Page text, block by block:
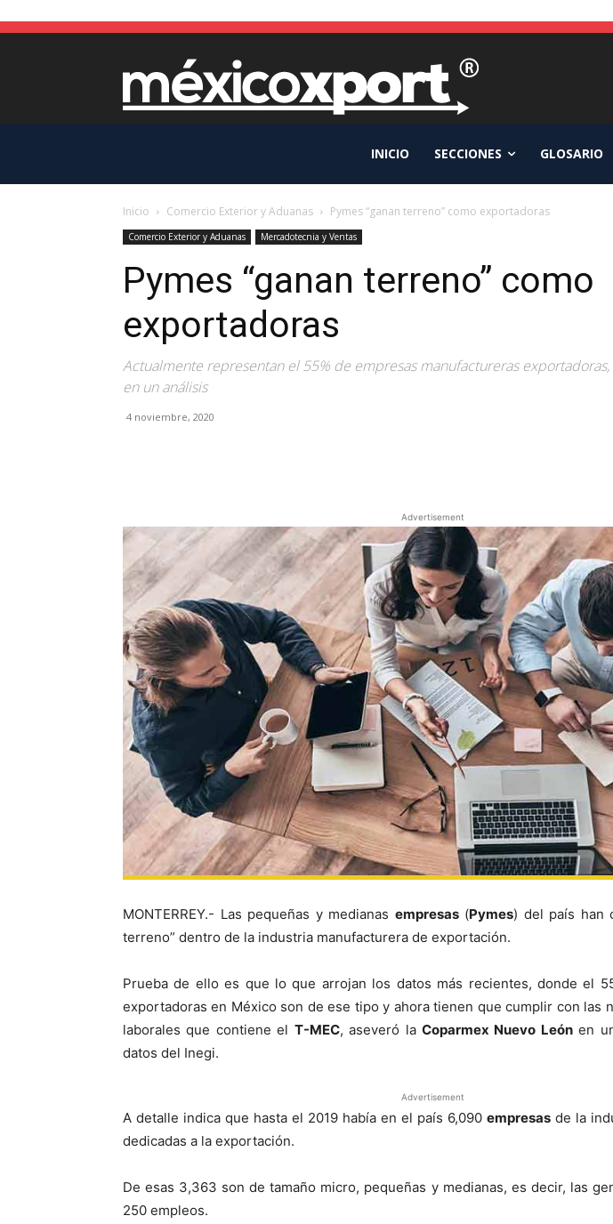
INICIO SECCIONES GLOSARIO
Inicio Comercio Exterior y Aduanas Pymes “ganan terreno” como exportadoras
Comercio Exterior y Aduanas Mercadotecnia y Ventas
Pymes “ganan terreno” como
exportadoras
Actualmente representan el 55% de empresas manufactureras
en un análisis
4 noviembre, 2020
Advertisement
MONTERREY.- Las pequeñas y medianas empresas(Pymes) del país han
terreno” dentro de la industria manufacturera de exportación.
Prueba de ello es que lo que arrojan los datos más recientes, donde el
exportadoras en México son de ese tipo y ahora tienen que cumplir con las
laborales que contiene el T-MEC, aseveró laCoparmex Nuevo Leónen
datos del Inegi.
Advertisement
A detalle indica que hasta el 2019 había en el país 6,090 empresas de la
dedicadas a la exportación.
De esas 3,363 son de tamaño micro, pequeñas y medianas, es decir, las
250 empleos.